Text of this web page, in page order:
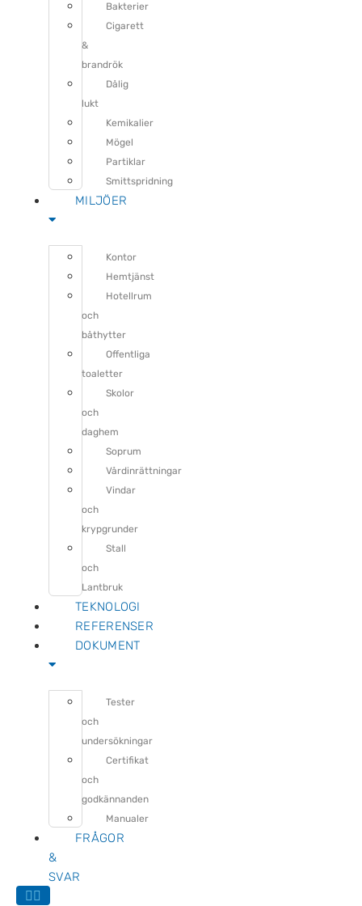
Bakterier
Cigarett
&
brandrök
Dålig
lukt
Kemikalier
Mögel
Partiklar
Smittspridning
MILJÖER
Kontor
Hemtjänst
Hotellrum
och
båthytter
Offentliga
toaletter
Skolor
och
daghem
Soprum
Vårdinrättningar
Vindar
och
krypgrunder
Stall
och
Lantbruk
TEKNOLOGI
REFERENSER
DOKUMENT
Tester
och
undersökningar
Certifikat
och
godkännanden
Manualer
FRÅGOR
&
SVAR